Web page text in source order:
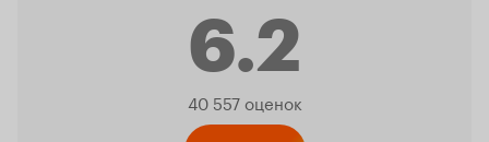
6.2
Рейтинг
40 557 оценок